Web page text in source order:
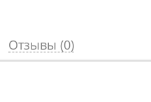
Отзывы (0)